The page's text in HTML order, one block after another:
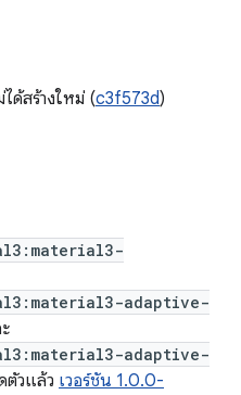
ได้สร้างใหม่ (c3f573d)
adaptive-
adaptive-
ตัวแล้ว เวอร์ชัน 1.0.0-